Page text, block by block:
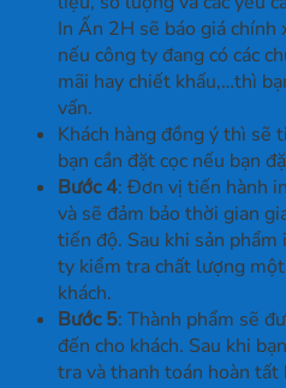
In Ấn 2H sẽ báo giá
nếu công ty đang có các
mãi hay chiết khấu,…thì
vấn.
Khách hàng đồng ý thì sẽ
bạn cần đặt cọc nếu bạn
Bước 4: Đơn vị tiến hành
và sẽ đảm bảo thời gian
tiến độ. Sau khi sản
ty kiểm tra chất lượng
khách.
Bước 5: Thành phẩm sẽ
đến cho khách. Sau khi
tra và thanh toán hoàn tất